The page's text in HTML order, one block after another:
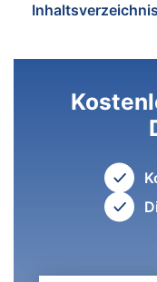
Inhaltsverzeichnis